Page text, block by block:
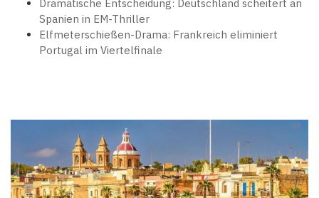
Dramatische Entscheidung: Deutschland scheitert an
Spanien in EM-Thriller
Elfmeterschießen-Drama: Frankreich eliminiert
Portugal im Viertelfinale